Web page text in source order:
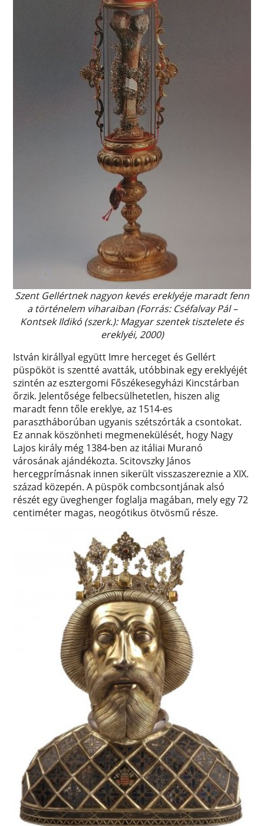
Szent Gellértnek nagyon kevés ereklyéje maradt fenn
a történelem viharaiban (Forrás: Cséfalvay Pál –
Kontsek Ildikó (szerk.): Magyar szentek tisztelete és
ereklyéi, 2000)
István királlyal együtt Imre herceget és Gellért
püspököt is szentté avatták, utóbbinak egy ereklyéjét
szintén az esztergomi Főszékesegyházi Kincstárban
őrzik. Jelentősége felbecsülhetetlen, hiszen alig
maradt fenn tőle ereklye, az 1514-es
parasztháborúban ugyanis szétszórták a csontokat.
Ez annak köszönheti megmenekülését, hogy Nagy
Lajos király még 1384-ben az itáliai Muranó
városának ajándékozta. Scitovszky János
hercegprímásnak innen sikerült visszaszereznie a XIX.
század közepén. A püspök combcsontjának alsó
részét egy üveghenger foglalja magában, mely egy 72
centiméter magas, neogótikus ötvösmű része.